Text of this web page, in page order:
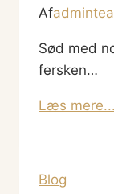
Af
Sød med
fersken…
Læs mere...
Blog